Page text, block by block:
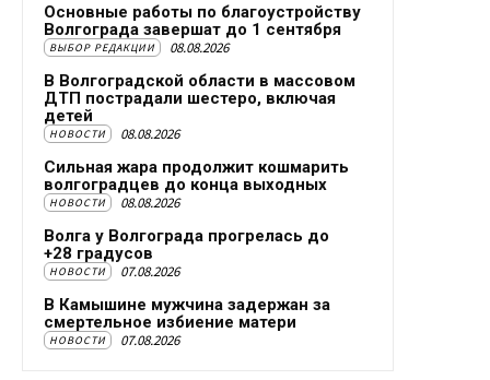
Основные работы по благоустройству
Волгограда завершат до 1 сентября
ВЫБОР РЕДАКЦИИ 08.08.2026
В Волгоградской области в массовом
ДТП пострадали шестеро, включая
детей
НОВОСТИ 08.08.2026
Сильная жара продолжит кошмарить
волгоградцев до конца выходных
НОВОСТИ 08.08.2026
Волга у Волгограда прогрелась до
+28 градусов
НОВОСТИ 07.08.2026
В Камышине мужчина задержан за
смертельное избиение матери
НОВОСТИ 07.08.2026